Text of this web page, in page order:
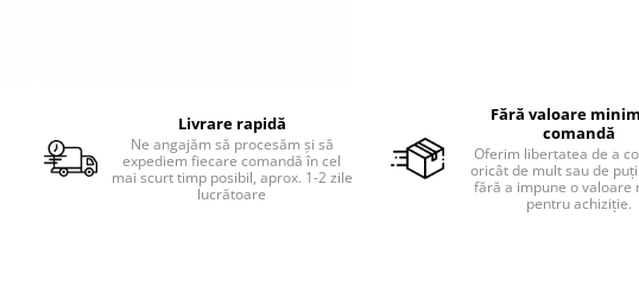
Livrare rapidă
Ne angajăm să procesăm și să
expediem fiecare comandă în cel
mai scurt timp posibil, aprox. 1-2 zile
lucrătoare
Fără valoare
comandă
Oferim libertatea de a
oricât de mult sau de
fără a impune o valoare
pentru achiziție.